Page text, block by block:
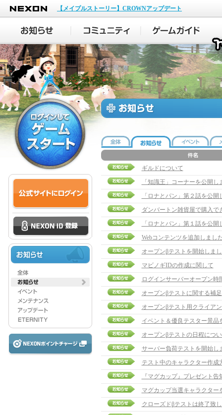
NEXON
【メイプルストーリー】CROWNアップデート
ギルドについて
「知識王」コーナーを公開し
「ロナとパン」第２話を公開
ダンバートン雑貨屋で購入で
「ロナとパン」第１話を公開
Webコンテンツを追加しまし
オープンβテストを開始しま
マビノギIDの作成に関して
ログインサーバーオープン時
オープンβテストに関する補足
オープンβテスト用クライア
イベント＆優良テスター景品
オープンβテストの日程につ
サーバー負荷テストを開始し
テスト中のキャラクター作成
『マグカップ』プレゼント
マグカップ当選キャラクター
クローズドβテストは終了致